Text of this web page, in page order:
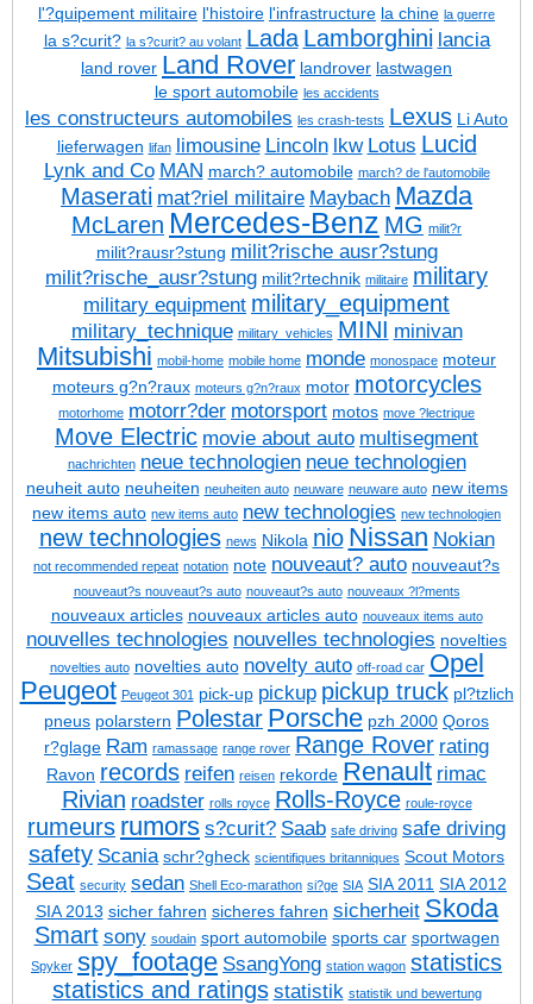
l'?quipement militaire l'histoire l'infrastructure la chine la guerre
la s?curit? la s?curit? au volant Lada Lamborghini lancia
land rover Land Rover landrover lastwagen
le sport automobile les accidents
les constructeurs automobiles les crash-tests Lexus Li Auto
lieferwagen lifan limousine Lincoln lkw Lotus Lucid
Lynk and Co MAN march? automobile march? de l'automobile
Maserati mat?riel militaire Maybach Mazda
McLaren Mercedes-Benz MG milit?r
milit?rausr?stung milit?rische ausr?stung
milit?rische_ausr?stung milit?rtechnik militaire military
military equipment military_equipment
military_technique military_vehicles MINI minivan
Mitsubishi mobil-home mobile home monde monospace moteur
moteurs g?n?raux moteurs g?n?raux motor motorcycles
motorhome motorr?der motorsport motos move ?lectrique
Move Electric movie about auto multisegment
nachrichten neue technologien neue technologien
neuheit auto neuheiten neuheiten auto neuware neuware auto new items
new items auto new items auto new technologies new technologien
new technologies news Nikola nio Nissan Nokian
not recommended repeat notation note nouveaut? auto nouveaut?s
nouveaut?s nouveaut?s auto nouveaut?s auto nouveaux ?l?ments
nouveaux articles nouveaux articles auto nouveaux items auto
nouvelles technologies nouvelles technologies novelties
novelties auto novelties auto novelty auto off-road car Opel
Peugeot Peugeot 301 pick-up pickup pickup truck pl?tzlich
pneus polarstern Polestar Porsche pzh 2000 Qoros
r?glage Ram ramassage range rover Range Rover rating
Ravon records reifen reisen rekorde Renault rimac
Rivian roadster rolls royce Rolls-Royce roule-royce
rumeurs rumors s?curit? Saab safe driving safe driving
safety Scania schr?gheck scientifiques britanniques Scout Motors
Seat security sedan Shell Eco-marathon si?ge SIA SIA 2011 SIA 2012
SIA 2013 sicher fahren sicheres fahren sicherheit Skoda
Smart sony soudain sport automobile sports car sportwagen
Spyker spy_footage SsangYong station wagon statistics
statistics and ratings statistik statistik und bewertung